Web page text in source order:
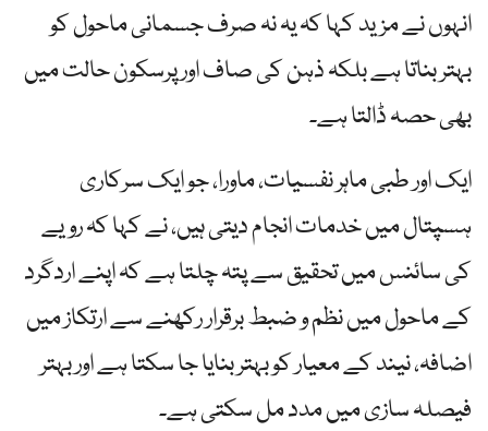
انہوں نے مزید کہا کہ یہ نہ صرف جسمانی ماحول کو
بہتر بناتا ہے بلکہ ذہن کی صاف اور پرسکون حالت میں
بھی حصہ ڈالتا ہے۔
ایک اور طبی ماہر نفسیات، ماورا، جو ایک سرکاری
ہسپتال میں خدمات انجام دیتی ہیں، نے کہا کہ رویے
کی سائنس میں تحقیق سے پتہ چلتا ہے کہ اپنے اردگرد
کے ماحول میں نظم و ضبط برقرار رکھنے سے ارتکاز میں
اضافہ، نیند کے معیار کو بہتر بنایا جا سکتا ہے اور بہتر
فیصلہ سازی میں مدد مل سکتی ہے۔